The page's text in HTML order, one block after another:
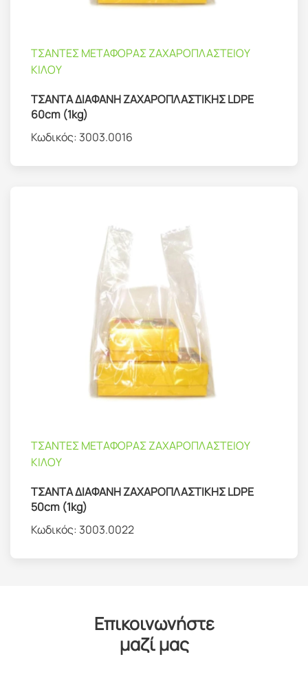
ΤΣΑΝΤΕΣ ΜΕΤΑΦΟΡΑΣ ΖΑΧΑΡΟΠΛΑΣΤΕΙΟΥ
ΚΙΛΟΥ
ΤΣΑΝΤΑ ΔΙΑΦΑΝΗ ΖΑΧΑΡΟΠΛΑΣΤΙΚΗΣ LDPE
60cm (1kg)
Κωδικός: 3003.0016
ΤΣΑΝΤΕΣ ΜΕΤΑΦΟΡΑΣ ΖΑΧΑΡΟΠΛΑΣΤΕΙΟΥ
ΚΙΛΟΥ
ΤΣΑΝΤΑ ΔΙΑΦΑΝΗ ΖΑΧΑΡΟΠΛΑΣΤΙΚΗΣ LDPE
50cm (1kg)
Κωδικός: 3003.0022
Επικοινωνήστε
μαζί μας